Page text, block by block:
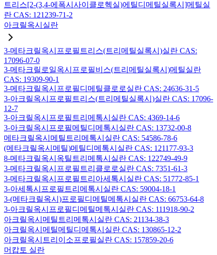
트리스[2-(3,4-에폭시사이클로헥실)에틸디메틸실록시]메틸실
란 CAS: 121239-71-2
아크릴옥시실란
3-메타크릴옥시프로필트리스(트리메틸실록시)실란 CAS:
17096-07-0
3-메타크릴로일옥시프로필비스(트리메틸실록시)메틸실란
CAS: 19309-90-1
3-메타크릴옥시프로필디메틸클로로실란 CAS: 24636-31-5
3-아크릴옥시프로필트리스(트리메틸실록시)실란 CAS: 17096-
12-7
3-아크릴옥시프로필트리메톡시실란 CAS: 4369-14-6
3-아크릴옥시프로필메틸디메톡시실란 CAS: 13732-00-8
메타크릴옥시메틸트리메톡시실란 CAS: 54586-78-6
(메타크릴옥시메틸)메틸디메톡시실란 CAS: 121177-93-3
8-메타크릴옥시옥틸트리메톡시실란 CAS: 122749-49-9
3-메타크릴옥시프로필트리클로로실란 CAS: 7351-61-3
3-메타크릴옥시프로필트리아세톡시실란 CAS: 51772-85-1
3-아세톡시프로필트리메톡시실란 CAS: 59004-18-1
3-(메타크릴옥시)프로필디메틸메톡시실란 CAS: 66753-64-8
3-아크릴옥시프로필디메틸메톡시실란 CAS: 111918-90-2
아크릴옥시메틸트리메톡시실란 CAS: 21134-38-3
아크릴옥시메틸메틸디메톡시실란 CAS: 130865-12-2
아크릴옥시트리이소프로필실란 CAS: 157859-20-6
머캅토 실란